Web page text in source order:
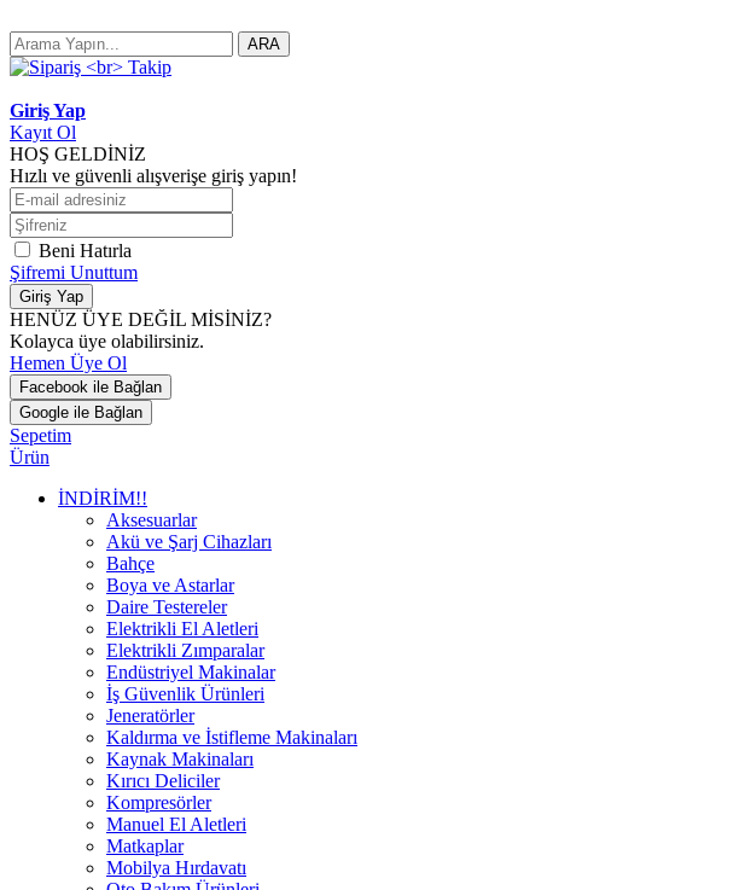
ARA
Giriş Yap
Kayıt Ol
HOŞ GELDİNİZ
Hızlı ve güvenli alışverişe giriş yapın!
Beni Hatırla
Şifremi Unuttum
Giriş Yap
HENÜZ ÜYE DEĞİL MİSİNİZ?
Kolayca üye olabilirsiniz.
Hemen Üye Ol
Facebook ile Bağlan
Google ile Bağlan
Sepetim
Ürün
İNDİRİM!!
Aksesuarlar
Akü ve Şarj Cihazları
Bahçe
Boya ve Astarlar
Daire Testereler
Elektrikli El Aletleri
Elektrikli Zımparalar
Endüstriyel Makinalar
İş Güvenlik Ürünleri
Jeneratörler
Kaldırma ve İstifleme Makinaları
Kaynak Makinaları
Kırıcı Deliciler
Kompresörler
Manuel El Aletleri
Matkaplar
Mobilya Hırdavatı